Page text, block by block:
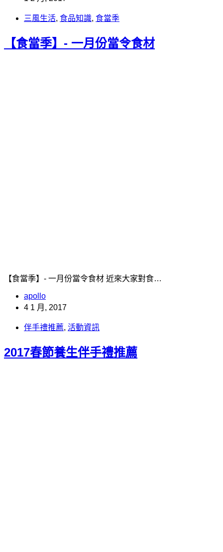
三風生活, 食品知識, 食當季
【食當季】- 一月份當令食材
【食當季】- 一月份當令食材 近來大家對食…
apollo
4 1 月, 2017
伴手禮推薦, 活動資訊
2017春節養生伴手禮推薦